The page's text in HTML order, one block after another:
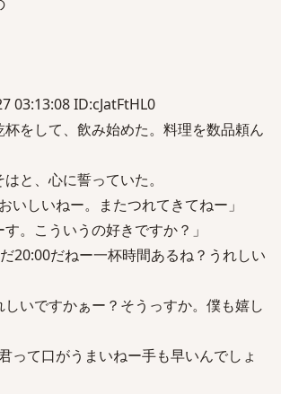
03:13:08 ID:cJatFtHL0
をして、飲み始めた。料理を数品頼ん
と、心に誓っていた。
しいねー。またつれてきてねー」
。こういうの好きですか？」
20:00だねー一杯時間あるね？うれしい
いですかぁー？そうっすか。僕も嬉し
て口がうまいねー手も早いんでしょ